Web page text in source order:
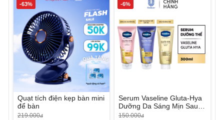
-63%
Quạt tích điện kẹp bàn mini
để bàn
219.000đ
-6%
Serum Vaseline Gluta-Hya
Dưỡng Da Sáng Mịn Sau 7
Ngày
150.000đ